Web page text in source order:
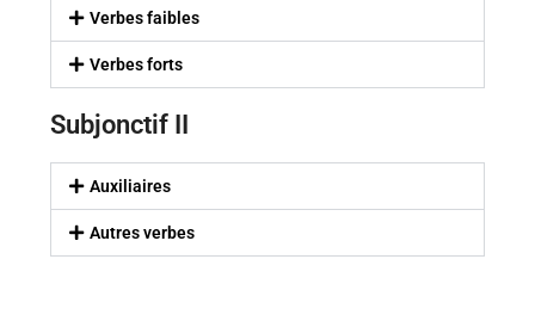
Verbes faibles
Verbes forts
Subjonctif II
Auxiliaires
Autres verbes